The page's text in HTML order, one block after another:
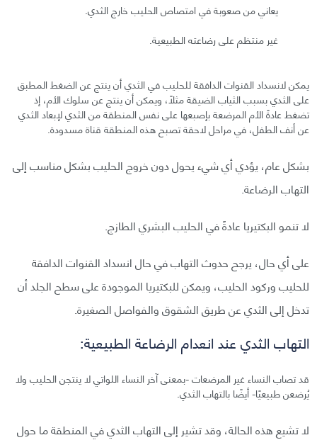
يعاني من صعوبة في امتصاص الحليب خارج الثدي.
غير منتظم على رضاعته الطبيعية.
يمكن لانسداد القنوات الدافقة للحليب في الثدي أن ينتج عن الضغط المطبق
على الثدي بسبب الثياب الضيقة مثلًا، ويمكن أن ينتج عن سلوك الأم، إذ
تضغط عادةً الأم المرضعة بإصبعها على نفس المنطقة من الثدي لإبعاد الثدي
عن أنف الطفل، في مراحل لاحقة تصبح هذه المنطقة قناة مسدودة.
بشكل عام، يؤدي أي شيء يحول دون خروج الحليب بشكل مناسب إلى
التهاب الرضاعة.
لا تنمو البكتيريا عادةً في الحليب البشري الطازج.
على أي حال، يرجح حدوث التهاب في حال انسداد القنوات الدافقة
للحليب وركود الحليب، ويمكن للبكتيريا الموجودة على سطح الجلد أن
تدخل إلى الثدي عن طريق الشقوق والفواصل الصغيرة.
التهاب الثدي عند انعدام الرضاعة الطبيعية:
قد تصاب النساء غير المرضعات -بمعنى آخر النساء اللواتي لا ينتجن الحليب ولا
يُرضعن طبيعيًا- أيضًا بالتهاب الثدي.
لا تشيع هذه الحالة، وقد تشير إلى التهاب الثدي في المنطقة ما حول